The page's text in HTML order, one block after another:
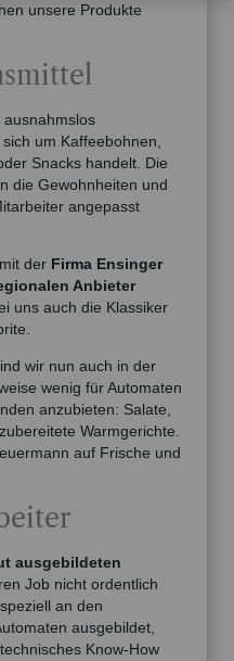
unsere Produkte
ausnahmslos
sich um Kaffeebohnen,
Snacks handelt. Die
die Gewohnheiten und
angepasst
der Firma Ensinger
Anbieter
uns auch die Klassiker
wir nun auch in der
wenig für Automaten
anzubieten: Salate,
Warmgerichte.
auf Frische und
ausgebildeten
Job nicht ordentlich
an den
ausgebildet,
Know-How